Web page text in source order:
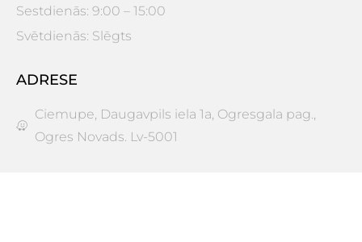
Sestdienās: 9:00 – 15:00
Svētdienās: Slēgts
ADRESE
Ciemupe, Daugavpils iela 1a, Ogresgala pag.,
Ogres Novads. Lv-5001